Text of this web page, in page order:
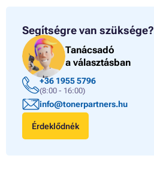
Segítségre van szüksége?
Tanácsadó
a választásban
+36 1955 5796
(8:00 - 16:00)
info@tonerpartners.hu
Érdeklődnék